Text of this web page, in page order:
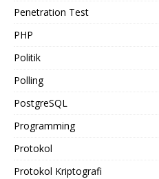
Penetration Test
PHP
Politik
Polling
PostgreSQL
Programming
Protokol
Protokol Kriptografi